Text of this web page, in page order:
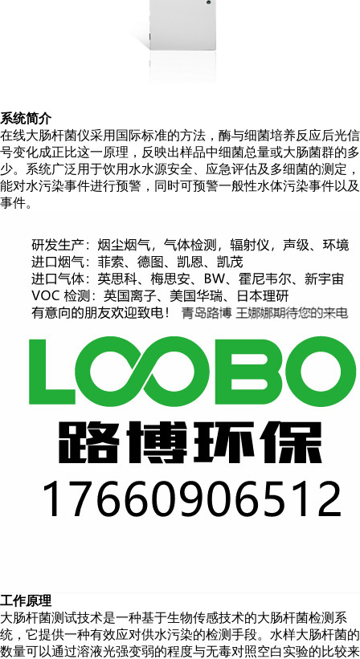
系统简介
在线大肠杆菌仪采用国际标准的方法，酶与细菌培养反应后光信
号变化成正比这一原理，反映出样品中细菌总量或大肠菌群的多
少。系统广泛用于饮用水水源安全、应急评估及多细菌的测定，
能对水污染事件进行预警，同时可预警一般性水体污染事件以及
事件。
工作原理
大肠杆菌测试技术是一种基于生物传感技术的大肠杆菌检测系
统，它提供一种有效应对供水污染的检测手段。 水样大肠杆菌的
数量可以通过溶液光强变弱的程度与无毒对照空白实验的比较来